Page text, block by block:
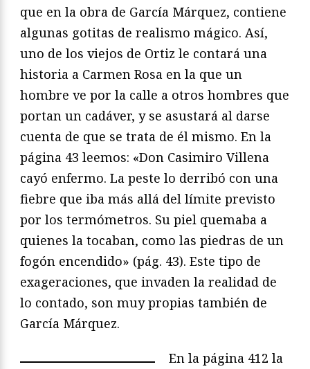
que en la obra de García Márquez, contiene
algunas gotitas de realismo mágico. Así,
uno de los viejos de Ortiz le contará una
historia a Carmen Rosa en la que un
hombre ve por la calle a otros hombres que
portan un cadáver, y se asustará al darse
cuenta de que se trata de él mismo. En la
página 43 leemos: «Don Casimiro Villena
cayó enfermo. La peste lo derribó con una
fiebre que iba más allá del límite previsto
por los termómetros. Su piel quemaba a
quienes la tocaban, como las piedras de un
fogón encendido» (pág. 43). Este tipo de
exageraciones, que invaden la realidad de
lo contado, son muy propias también de
García Márquez.
En la página 412 la